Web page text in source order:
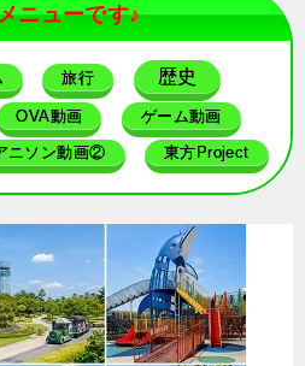
ニューです♪
旅行 歴史
OVA動画 ゲーム動画
ニソン動画② 東方Project